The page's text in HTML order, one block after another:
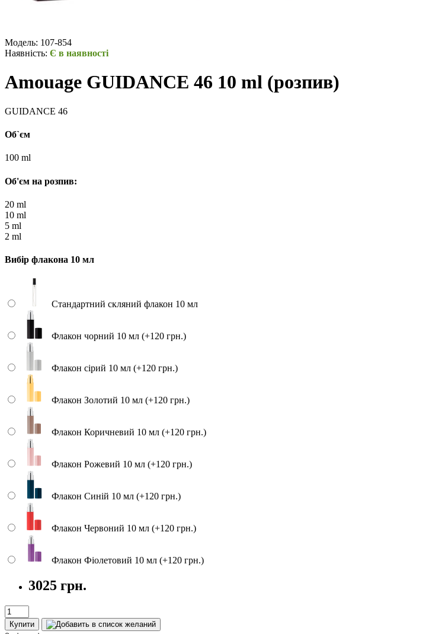
Модель: 107-854
Наявність: Є в наявності
Amouage GUIDANCE 46 10 ml (розпив)
GUIDANCE 46
Об`єм
100 ml
Об'єм на розпив:
20 ml
10 ml
5 ml
2 ml
Вибір флакона 10 мл
Стандартний скляний флакон 10 мл
Флакон чорний 10 мл (+120 грн.)
Флакон сірий 10 мл (+120 грн.)
Флакон Золотий 10 мл (+120 грн.)
Флакон Коричневий 10 мл (+120 грн.)
Флакон Рожевий 10 мл (+120 грн.)
Флакон Синій 10 мл (+120 грн.)
Флакон Червоний 10 мл (+120 грн.)
Флакон Фіолетовий 10 мл (+120 грн.)
3025 грн.
Купити